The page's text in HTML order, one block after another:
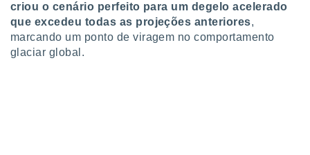
utilizar
criou o cenário perfeito para um degelo acelerado
que excedeu todas as projeções anteriores,
marcando um ponto de viragem no comportamento
glaciar global.